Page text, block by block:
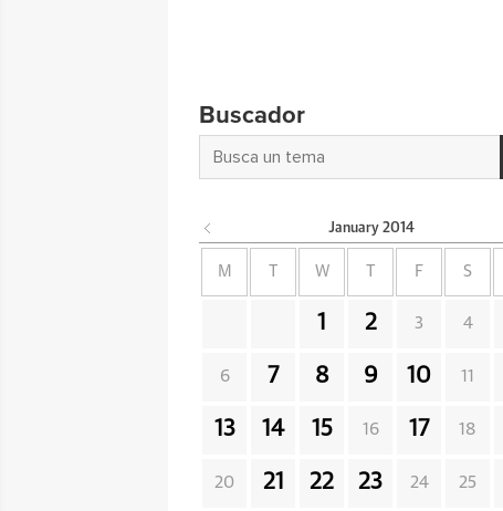
Buscador
January 2014
M W F S
1 2 3 4
6 7 8 9 10 11
13 14 15 16 17 18
20 21 22 23 24 25